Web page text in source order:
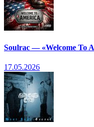
Soulrac — «Welcome To
17.05.2026